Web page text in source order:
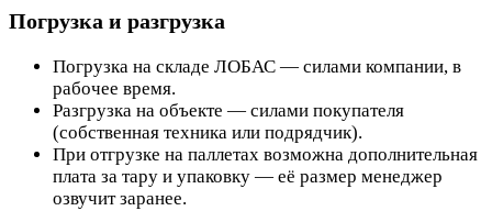
Погрузка и разгрузка
Погрузка на складе ЛОБАС — силами компании, в
рабочее время.
Разгрузка на объекте — силами покупателя
(собственная техника или подрядчик).
При отгрузке на паллетах возможна дополнительная
плата за тару и упаковку — её размер менеджер
озвучит заранее.